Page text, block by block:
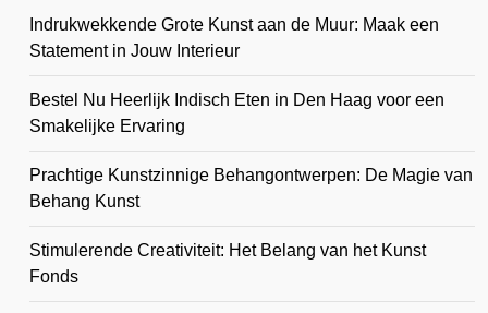
Indrukwekkende Grote Kunst aan de Muur: Maak een
Statement in Jouw Interieur
Bestel Nu Heerlijk Indisch Eten in Den Haag voor een
Smakelijke Ervaring
Prachtige Kunstzinnige Behangontwerpen: De Magie van
Behang Kunst
Stimulerende Creativiteit: Het Belang van het Kunst
Fonds